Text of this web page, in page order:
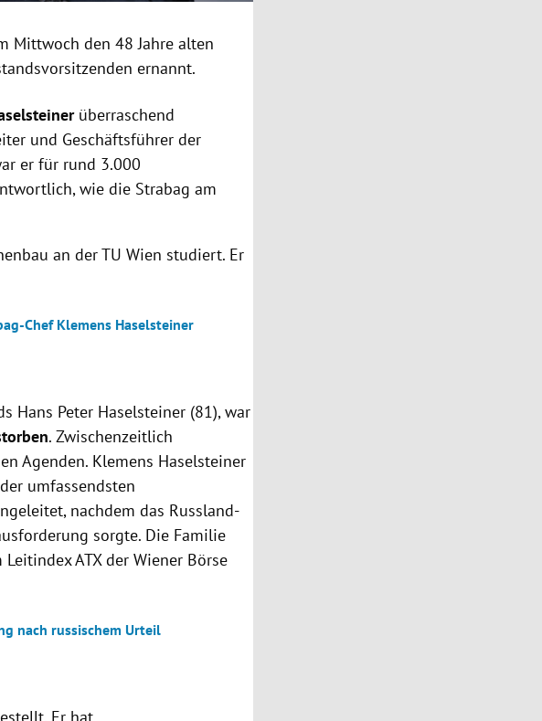
Mittwoch den 48 Jahre alten
ernannt.
überraschend
und Geschäftsführer der
er für rund 3.000
wie die Strabag am
an der TU Wien studiert. Er
Chef Klemens Haselsteiner
Hans Peter Haselsteiner (81), war
. Zwischenzeitlich
Agenden. Klemens Haselsteiner
umfassendsten
nachdem das Russland-
sorgte. Die Familie
ATX der Wiener Börse
nach russischem Urteil